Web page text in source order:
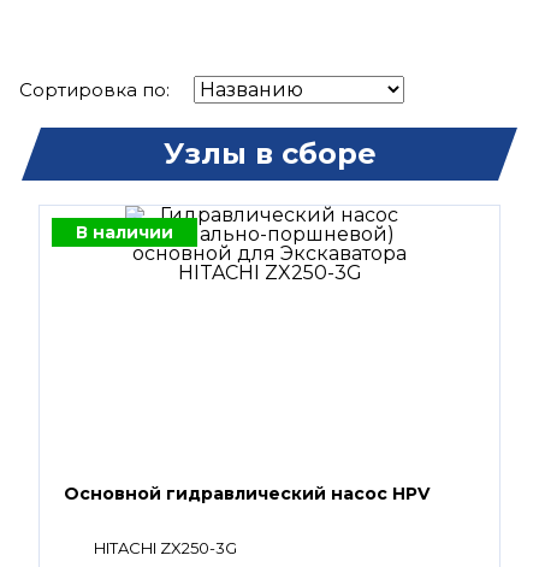
Сортировка по:
Узлы в сборе
В наличии
Основной гидравлический насос HPV
HITACHI ZX250-3G